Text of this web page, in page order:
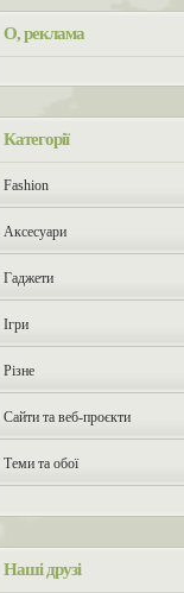
О, реклама
Категорії
Fashion
Аксесуари
Гаджети
Ігри
Різне
Сайти та веб-проєкти
Теми та обої
Наші друзі